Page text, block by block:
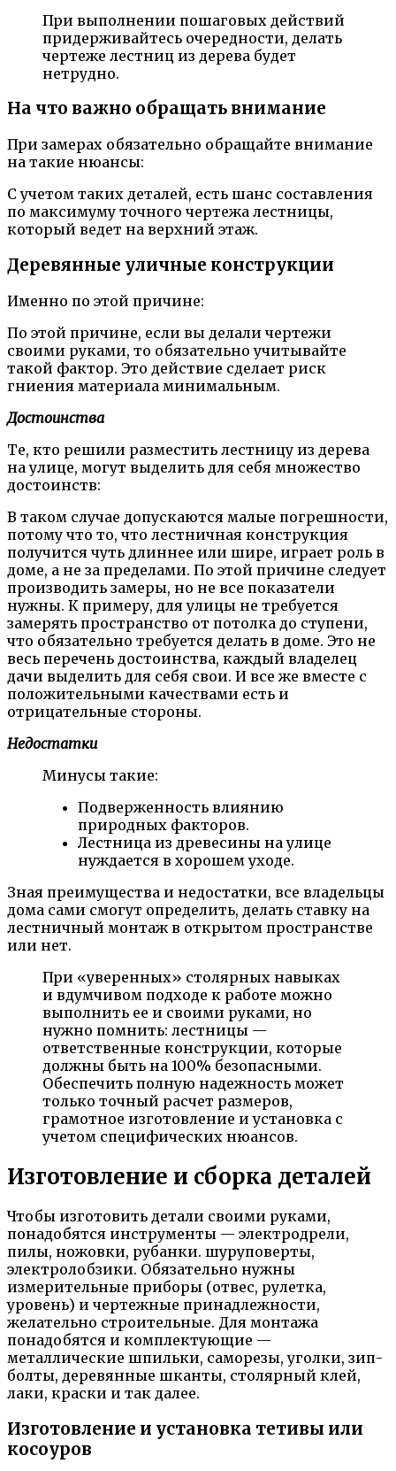
При выполнении пошаговых действий
придерживайтесь очередности, делать
чертеже лестниц из дерева будет
нетрудно.
На что важно обращать внимание
При замерах обязательно обращайте внимание
на такие нюансы:
С учетом таких деталей, есть шанс составления
по максимуму точного чертежа лестницы,
который ведет на верхний этаж.
Деревянные уличные конструкции
Именно по этой причине:
По этой причине, если вы делали чертежи
своими руками, то обязательно учитывайте
такой фактор. Это действие сделает риск
гниения материала минимальным.
Достоинства
Те, кто решили разместить лестницу из дерева
на улице, могут выделить для себя множество
достоинств:
В таком случае допускаются малые погрешности,
потому что то, что лестничная конструкция
получится чуть длиннее или шире, играет роль в
доме, а не за пределами. По этой причине следует
производить замеры, но не все показатели
нужны. К примеру, для улицы не требуется
замерять пространство от потолка до ступени,
что обязательно требуется делать в доме. Это не
весь перечень достоинства, каждый владелец
дачи выделить для себя свои. И все же вместе с
положительными качествами есть и
отрицательные стороны.
Недостатки
Минусы такие:
Подверженность влиянию
природных факторов.
Лестница из древесины на улице
нуждается в хорошем уходе.
Зная преимущества и недостатки, все владельцы
дома сами смогут определить, делать ставку на
лестничный монтаж в открытом пространстве
или нет.
При «уверенных» столярных навыках
и вдумчивом подходе к работе можно
выполнить ее и своими руками, но
нужно помнить: лестницы —
ответственные конструкции, которые
должны быть на 100% безопасными.
Обеспечить полную надежность может
только точный расчет размеров,
грамотное изготовление и установка с
учетом специфических нюансов.
Изготовление и сборка деталей
Чтобы изготовить детали своими руками,
понадобятся инструменты — электродрели,
пилы, ножовки, рубанки. шуруповерты,
электролобзики. Обязательно нужны
измерительные приборы (отвес, рулетка,
уровень) и чертежные принадлежности,
желательно строительные. Для монтажа
понадобятся и комплектующие —
металлические шпильки, саморезы, уголки, зип-
болты, деревянные шканты, столярный клей,
лаки, краски и так далее.
Изготовление и установка тетивы или
косоуров